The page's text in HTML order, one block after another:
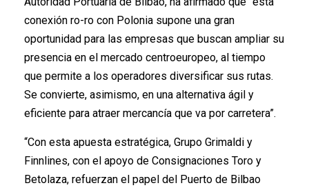
conexión ro-ro con Polonia supone una gran
oportunidad para las empresas que buscan ampliar su
presencia en el mercado centroeuropeo, al tiempo
que permite a los operadores diversificar sus rutas.
Se convierte, asimismo, en una alternativa ágil y
eficiente para atraer mercancía que va por carretera”.
“Con esta apuesta estratégica, Grupo Grimaldi y
Finnlines, con el apoyo de Consignaciones Toro y
Betolaza, refuerzan el papel del Puerto de Bilbao